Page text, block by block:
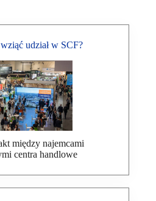
udział w SCF?
między najemcami
centra handlowe